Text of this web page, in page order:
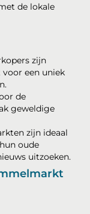
de lokale
zijn
een uniek
de
geweldige
zijn ideaal
oude
uitzoeken.